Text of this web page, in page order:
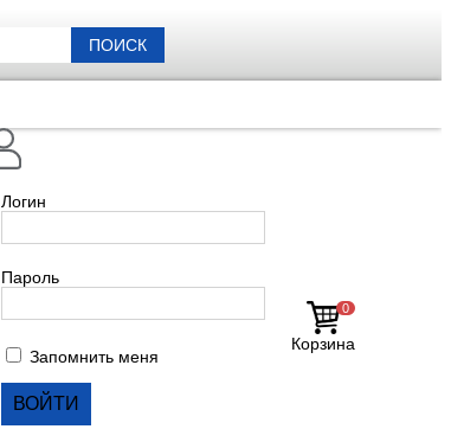
ПОИСК
0
Корзина
Логин
Пароль
Запомнить меня